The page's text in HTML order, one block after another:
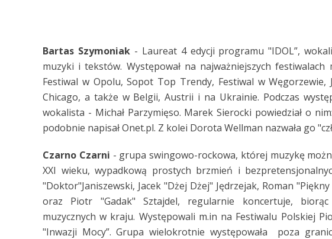
Bartas Szymoniak- Laureat 4 edycji programu "IDOL”,
muzyki i tekstów. Występował na najważniejszych
Festiwal w Opolu, Sopot Top Trendy, Festiwal w
Chicago, a także w Belgii, Austrii i na Ukrainie. Podczas
wokalista - Michał Parzymięso. Marek Sierocki powiedział o
podobnie napisał Onet.pl. Z kolei Dorota Wellman nazwała go
Czarno Czarni - grupa swingowo-rockowa, której muzykę
XXI wieku, wypadkową prostych brzmień i
"Doktor"Janiszewski, Jacek "Dżej Dżej" Jędrzejak, Roman
oraz Piotr "Gadak" Sztajdel, regularnie koncertuje, biorąc
muzycznych w kraju. Występowali m.in na Festiwalu Polskiej
"Inwazji Mocy”. Grupa wielokrotnie występowała poza